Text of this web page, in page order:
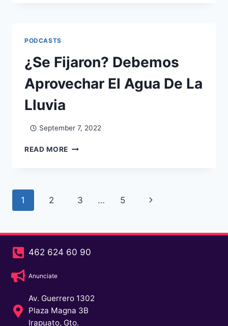
PODCASTS
¿Se Fijaron? Debemos
Aprovechar El Agua De La
Lluvia
September 7, 2022
READ MORE
1 2 3 … 5
462 624 60 90
Anunciate
Av. Guerrero 1302
Plaza Magna 3B
Irapuato, Gto.